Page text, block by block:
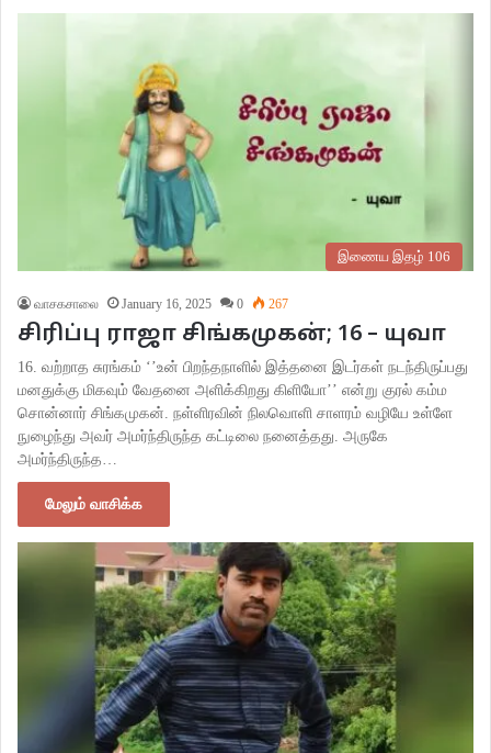
இணைய இதழ் 106
வாசகசாலை January 16, 2025 0 267
சிரிப்பு ராஜா சிங்கமுகன்; 16 – யுவா
16. வற்றாத சுரங்கம் ‘’உன் பிறந்தநாளில் இத்தனை இடர்கள் நடந்திருப்பது
மனதுக்கு மிகவும் வேதனை அளிக்கிறது கிளியோ’’ என்று குரல் கம்ம
சொன்னார் சிங்கமுகன். நள்ளிரவின் நிலவொளி சாளரம் வழியே உள்ளே
நுழைந்து அவர் அமர்ந்திருந்த கட்டிலை நனைத்தது. அருகே
அமர்ந்திருந்த…
மேலும் வாசிக்க